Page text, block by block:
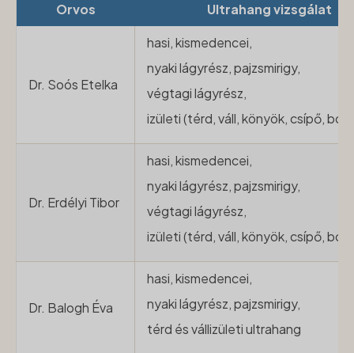
Orvos Ultrahang vizsgálat
Dr. Soós Etelka
hasi, kismedencei,
nyaki lágyrész, pajzsmirigy,
végtagi lágyrész,
izületi (térd, váll, könyök, csípő,
Dr. Erdélyi Tibor
hasi, kismedencei,
nyaki lágyrész, pajzsmirigy,
végtagi lágyrész,
izületi (térd, váll, könyök, csípő,
Dr. Balogh Éva
hasi, kismedencei,
nyaki lágyrész, pajzsmirigy,
térd és vállizületi ultrahang